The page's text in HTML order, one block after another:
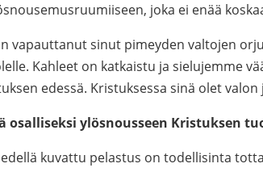
joka ei enää
vapauttanut sinut pimeyden valtojen
Kahleet on katkaistu ja sielujemme
edessä. Kristuksessa sinä olet
osalliseksi ylösnousseen Kristuksen
kuvattu pelastus on todellisinta